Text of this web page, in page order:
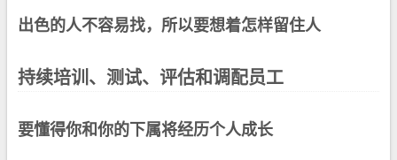
出色的人不容易找，所以要想着怎样留住人
持续培训、测试、评估和调配员工
要懂得你和你的下属将经历个人成长